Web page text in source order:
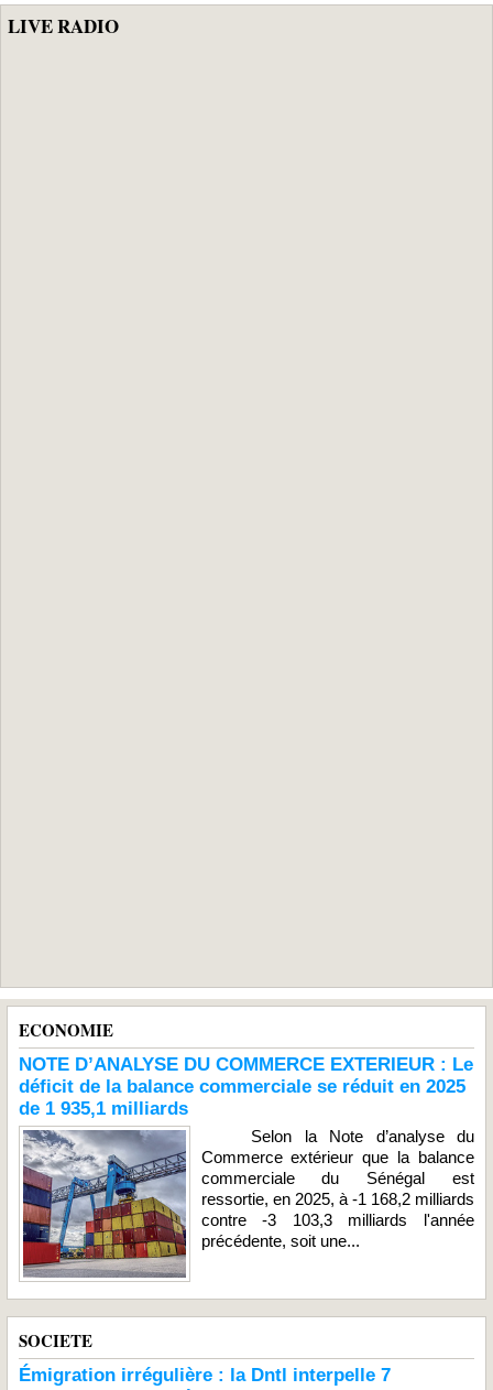
LIVE RADIO
ECONOMIE
NOTE D’ANALYSE DU COMMERCE EXTERIEUR : Le
déficit de la balance commerciale se réduit en 2025
de 1 935,1 milliards
Selon la Note d’analyse du
Commerce extérieur que la balance
commerciale du Sénégal est
ressortie, en 2025, à -1 168,2 milliards
contre -3 103,3 milliards l'année
précédente, soit une...
SOCIETE
Émigration irrégulière : la Dntl interpelle 7